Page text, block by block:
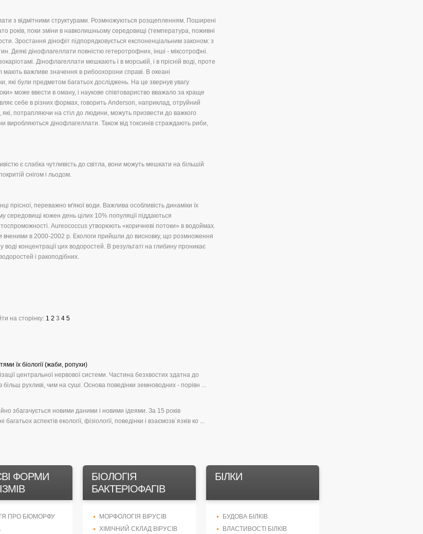
з відмітними структурами. Розмножуються розщепленням. Поширені
років, поки зміни в навколишньому середовищі (температура, поживні
Зростання дінофіт підпорядковується експоненціальним законом: з
Деякі дінофлагеллати повністю гетеротрофних, інші - міксотрофні.
Дінофлагеллати мешкають і в морській, і в прісній воді, проте
мають важливе значення в рибоохорони справі. В океані
які були предметом багатьох досліджень. На це звернув увагу
може ввести в оману, і наукове співтовариство вважало за краще
себе в різних формах, говорить Anderson, наприклад, отруйний
потрапляючи на стіл до людини, можуть призвести до важкого
виробляються дінофлагеллати. Також від токсинів страждають риби,
є слабка чутливість до світла, вони можуть мешкати на більшій
снігом і льодом.
прісної, переважно м'якої води. Важлива особливість динаміки їх
кожен день цілих 10% популяції піддаються
Aureococcus утворюють «коричневі потоки» в водоймах.
в 2000-2002 р. Екологи прийшли до висновку, що розмноження
концентрації цих водоростей. В результаті на глибину проникає
і ракоподібних.
на сторінку: 1 2 3 4 5
їх біології (жаби, ропухи)
центральної нервової системи. Частина безхвостих здатна до
рухливі, чим на суші. Основа поведінки земноводних - порівн ...
збагачується новими даними і новими ідеями. За 15 років
аспектів екології, фізіології, поведінки і взаємозв`язків ко ...
ФОРМИ
ПРО БІОМОРФУ
БІОЛОГІЯ
БАКТЕРІОФАГІВ
МОРФОЛОГІЯ ВІРУСІВ
ХІМІЧНИЙ СКЛАД ВІРУСІВ
БІЛКИ
БУДОВА БІЛКІВ
ВЛАСТИВОСТІ БІЛКІВ